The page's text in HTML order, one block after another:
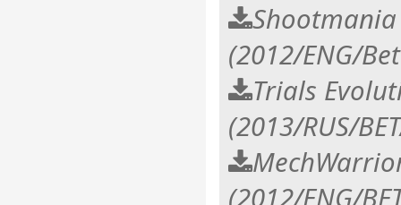
(2012/ENG/
Trials
(2013/RUS/
(2012/ENG/